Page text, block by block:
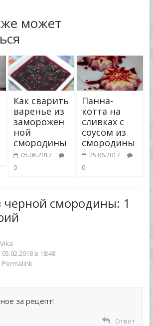
может
Как сварить
варенье из
заморожен
ной
смородины
05.06.2017
0
Панна-
котта на
сливках с
соусом из
смородины
25.06.2017
0
черной смородины: 1
Vika
05.02.2018 в 18:48
Permalink
за рецепт!
Ответ